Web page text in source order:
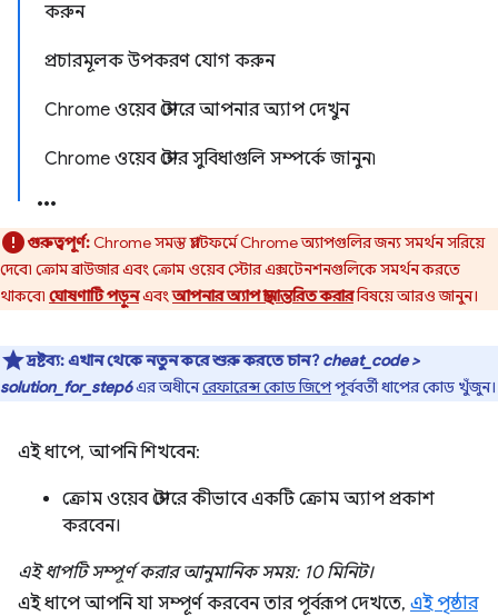
করুন
প্রচারমূলক উপকরণ যোগ করুন
Chrome ওয়েব স্টোরে আপনার অ্যাপ দেখুন
Chrome ওয়েব স্টোর সুবিধাগুলি সম্পর্কে জানুন৷
গুরুত্বপূর্ণ:Chrome সমস্ত প্ল্যাটফর্মে Chrome অ্যাপগুলির জন্য সমর্থন সরিয়ে
দেবে৷ ক্রোম ব্রাউজার এবং ক্রোম ওয়েব স্টোর এক্সটেনশনগুলিকে সমর্থন করতে
থাকবে৷ ঘোষণাটি পড়ুনএবংআপনার অ্যাপ স্থানান্তরিত করারবিষয়ে আরও জানুন।
দ্রষ্টব্য:এখান থেকে নতুন করে শুরু করতে চান? cheat_code >
solution_for_step6এর অধীনেরেফারেন্স কোড জিপেপূর্ববর্তী ধাপের কোড খুঁজুন।
এই ধাপে, আপনি শিখবেন:
ক্রোম ওয়েব স্টোরে কীভাবে একটি ক্রোম অ্যাপ প্রকাশ
করবেন।
এই ধাপটি সম্পূর্ণ করার আনুমানিক সময়: 10 মিনিট।
এই ধাপে আপনি যা সম্পূর্ণ করবেন তার পূর্বরূপ দেখতে, এই পৃষ্ঠার